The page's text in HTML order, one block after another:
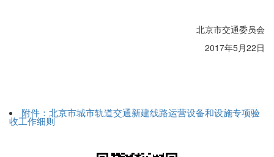
北京市交通委员会
2017年5月22日
附件：北京市城市轨道交通新建线路运营设备和设施专项验
收工作细则